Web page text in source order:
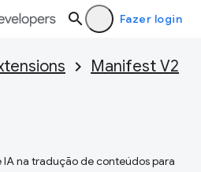
Fazer login
Manifest V2
na tradução de conteúdos para